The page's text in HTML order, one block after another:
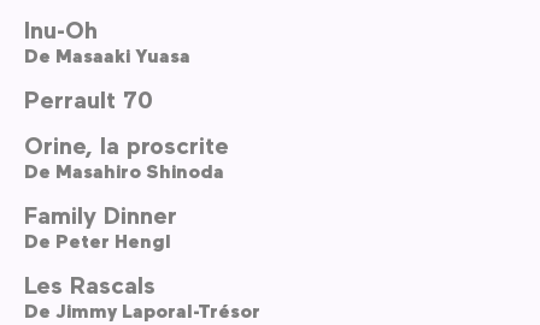
Inu-Oh
De Masaaki Yuasa
Perrault 70
Orine, la proscrite
De Masahiro Shinoda
Family Dinner
De Peter Hengl
Les Rascals
De Jimmy Laporal-Trésor